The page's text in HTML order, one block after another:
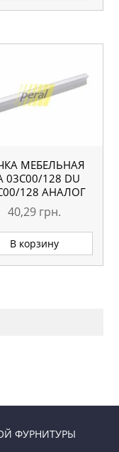
МЕБЕЛЬНАЯ
03С00/128 DU
128 АНАЛОГ
40,29 грн.
В корзину
ФУРНИТУРЫ